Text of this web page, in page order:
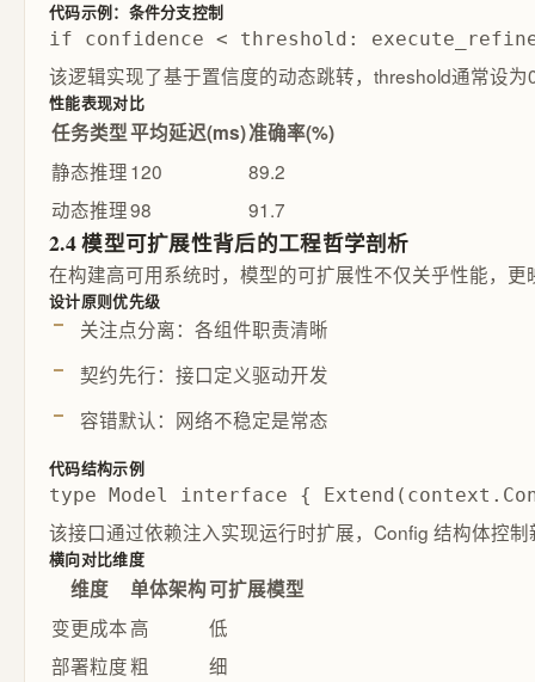
代码示例：条件分支控制
if confidence < threshold:
该逻辑实现了基于置信度的动态跳转，threshold通常设
性能表现对比
任务类型平均延迟(ms)准确率(%)
静态推理120
89.2
动态推理98 91.7
2.4 模型可扩展性背后的工程哲学剖析
在构建高可用系统时，模型的可扩展性不仅关乎性能，
设计原则优先级
关注点分离：各组件职责清晰
契约先行：接口定义驱动开发
容错默认：网络不稳定是常态
代码结构示例
type Model interface {
该接口通过依赖注入实现运行时扩展，Config 结构体控
横向对比维度
维度 单体架构可扩展模型
变更成本高
低
部署粒度粗 细